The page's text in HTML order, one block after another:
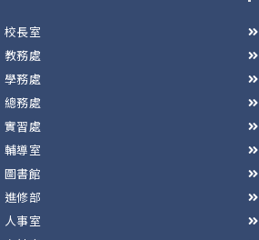
校長室
教務處
學務處
總務處
實習處
輔導室
圖書館
進修部
人事室